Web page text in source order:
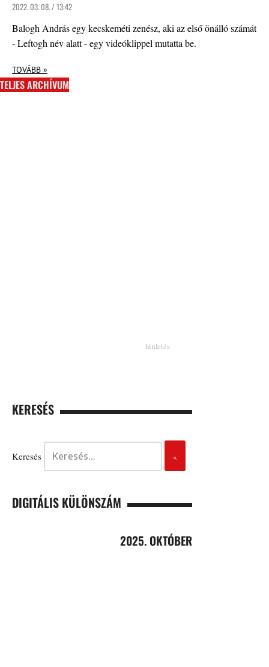
2022. 03. 08. / 13:42
Balogh András egy kecskeméti zenész, aki az első önálló számát
- Leftogh név alatt - egy videóklippel mutatta be.
TOVÁBB »
TELJES ARCHÍVUM
KERESÉS
Keresés
DIGITÁLIS KÜLÖNSZÁM
2025. OKTÓBER